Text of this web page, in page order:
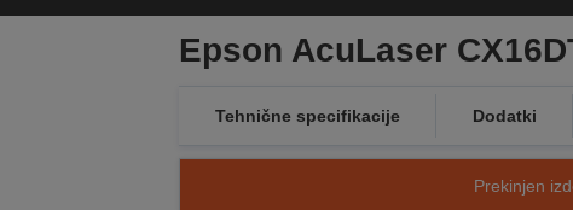
Epson AcuLaser
Tehnične specifikacije Dodatki
Prekinjen